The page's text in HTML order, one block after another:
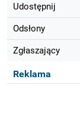
Udostępnij
Odsłony
Zgłaszający
Reklama